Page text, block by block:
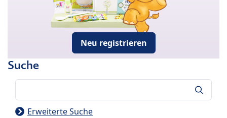
Neu registrieren
Suche
Erweiterte Suche